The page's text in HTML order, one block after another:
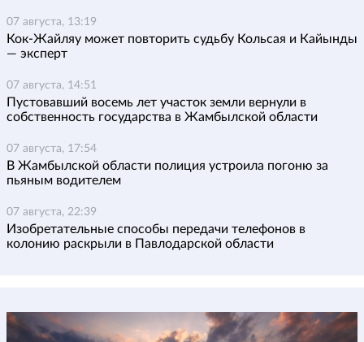
07 августа, 13:19
Кок-Жайляу может повторить судьбу Кольсая и Кайынды
— эксперт
07 августа, 14:51
Пустовавший восемь лет участок земли вернули в
собственность государства в Жамбылской области
07 августа, 17:54
В Жамбылской области полиция устроила погоню за
пьяным водителем
07 августа, 22:39
Изобретательные способы передачи телефонов в
колонию раскрыли в Павлодарской области